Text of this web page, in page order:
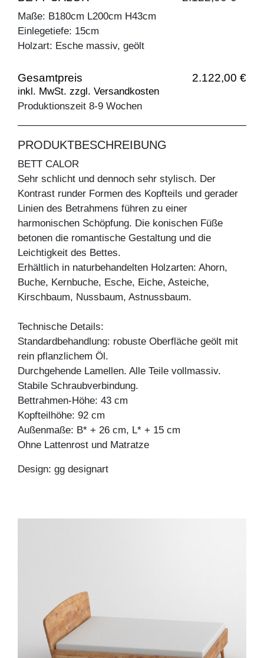
Maße: B180cm L200cm H43cm
Einlegetiefe: 15cm
Holzart: Esche massiv, geölt
Gesamtpreis 2.122,00 €
inkl. MwSt. zzgl. Versandkosten
Produktionszeit 8-9 Wochen
PRODUKTBESCHREIBUNG
BETT CALOR
Sehr schlicht und dennoch sehr stylisch. Der
Kontrast runder Formen des Kopfteils und gerader
Linien des Betrahmens führen zu einer
harmonischen Schöpfung. Die konischen Füße
betonen die romantische Gestaltung und die
Leichtigkeit des Bettes.
Erhältlich in naturbehandelten Holzarten: Ahorn,
Buche, Kernbuche, Esche, Eiche, Asteiche,
Kirschbaum, Nussbaum, Astnussbaum.
Technische Details:
Standardbehandlung: robuste Oberfläche geölt mit
rein pflanzlichem Öl.
Durchgehende Lamellen. Alle Teile vollmassiv.
Stabile Schraubverbindung.
Bettrahmen-Höhe: 43 cm
Kopfteilhöhe: 92 cm
Außenmaße: B* + 26 cm, L* + 15 cm
Ohne Lattenrost und Matratze
Design: gg designart